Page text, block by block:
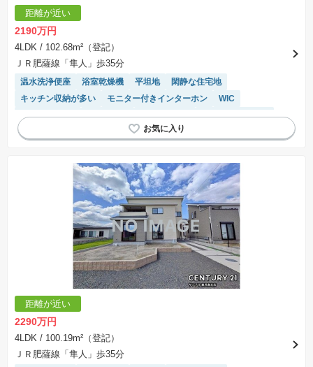
※「本体価格」とは、課税対象物件においては「消費税を除いた建物価格」と「土地価格」の
合計額を指します。
表示されておりません。
※取引にかかる費用：物件の契約手続き、決済、引き渡し時にかかる費用を表示しています。
不動産会社によって表記有無が異なるため、ご自身で十分な確認をしていただくようにお願い
いたします。
場合があります。
距離が近い
2190万円
4LDK / 102.68m²（登記）
ＪＲ肥薩線「隼人」歩35分
温水洗浄便座 浴室乾燥機 平坦地
閑静な住宅地
キッチン収納が多い
モニター付きインターホン
WIC
トイレ2個以上
窓付き浴室 対面キッチン
システムキッチン
陽当り良好
IHクッキングヒーター
距離が近い
2290万円
4LDK / 100.19m²（登記）
ＪＲ肥薩線「隼人」歩35分